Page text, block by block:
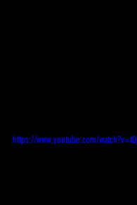
https://www.youtube.com/